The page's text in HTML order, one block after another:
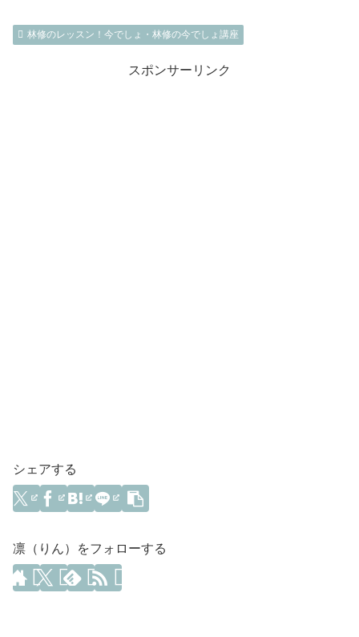
林修のレッスン！今でしょ・林修の今でしょ講座
スポンサーリンク
シェアする
凛（りん）をフォローする